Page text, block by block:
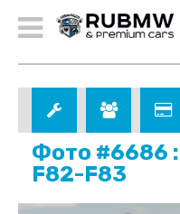
Фото #6686
F82-F83